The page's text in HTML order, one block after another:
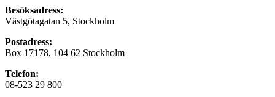
Besöksadress:
Västgötagatan 5, Stockholm
Postadress:
Box 17178, 104 62 Stockholm
Telefon:
08-523 29 800